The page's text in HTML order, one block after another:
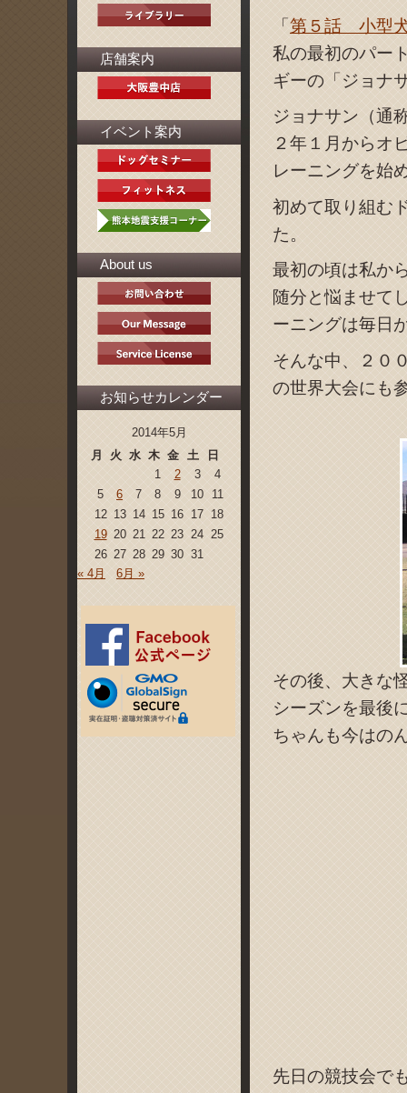
「第５話 小型
私の最初のパー
ギーの「ジョナ
ジョナサン（通
２年１月からオ
レーニングを始
初めて取り組む
た。
最初の頃は私か
随分と悩ませて
ーニングは毎日
そんな中、２０
の世界大会にも
その後、大きな
シーズンを最後
ちゃんも今はの
先日の競技会で
店舗案内
イベント案内
About us
お知らせカレンダー
2014年5月
月
火 水 木 金 土
日
1
2 3
4
5
6 7 8 9 10
11
12 13 14 15 16 17 18
19 20 21 22 23 24 25
26 27 28 29 30 31
« 4月
6月 »